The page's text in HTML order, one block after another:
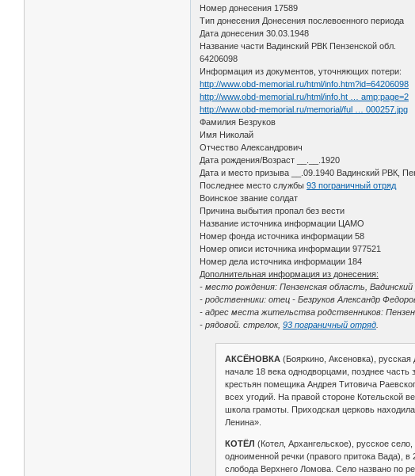
Номер донесения 17589
Тип донесения Донесения послевоенного периода
Дата донесения 30.03.1948
Название части Вадинский РВК Пензенской обл.
64206098
Информация из документов, уточняющих потери:
http://www.obd-memorial.ru/html/info.htm?id=64206098
http://www.obd-memorial.ru/html/info.ht … amp;page=2
http://www.obd-memorial.ru/memorial/ful … 000257.jpg
Фамилия Безруков
Имя Николай
Отчество Александрович
Дата рождения/Возраст __.__.1920
Дата и место призыва __.09.1940 Вадинский РВК,
Последнее место службы93 пограничный отряд
Воинское звание солдат
Причина выбытия пропал без вести
Название источника информации ЦАМО
Номер фонда источника информации 58
Номер описи источника информации 977521
Номер дела источника информации 184
Дополнительная информация из донесения:
- место рождения: Пензенская область, Вадинский
- родственники: отец - Безруков Александр
- адрес места жительства родственников:
- рядовой. стрелок,93 пограничный отряд
АКСЁНОВКА (Бояркино, Аксеновка),
начале 18 века однодворцами, позднее
крестьян помещика Андрея Титовича
всех угодий. На правой стороне Котельской
школа грамоты. Приходская церковь
Ленина».
КОТЁЛ (Котел, Архангельское), русское
одноименной речки (правого притока Вада),
слобода Верхнего Ломова. Село названо по